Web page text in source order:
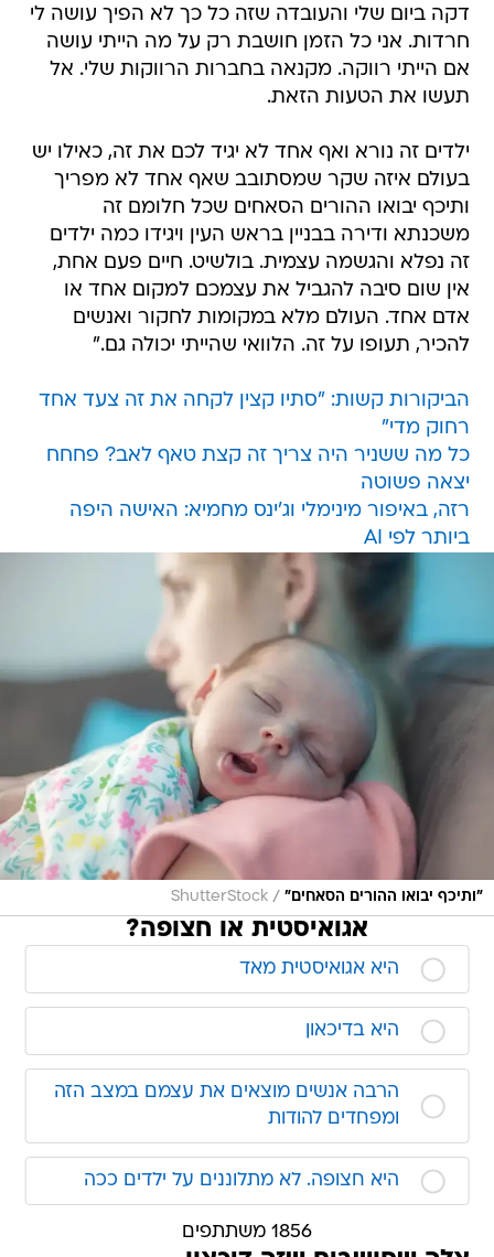
דקה ביום שלי והעובדה שזה כל כך לא הפיך עושה לי
חרדות. אני כל הזמן חושבת רק על מה הייתי עושה
אם הייתי רווקה. מקנאה בחברות הרווקות שלי. אל
תעשו את הטעות הזאת.
ילדים זה נורא ואף אחד לא יגיד לכם את זה, כאילו יש
בעולם איזה שקר שמסתובב שאף אחד לא מפריך
ותיכף יבואו ההורים הסאחים שכל חלומם זה
משכנתא ודירה בבניין בראש העין ויגידו כמה ילדים
זה נפלא והגשמה עצמית. בולשיט. חיים פעם אחת,
אין שום סיבה להגביל את עצמכם למקום אחד או
אדם אחד. העולם מלא במקומות לחקור ואנשים
להכיר, תעופו על זה. הלוואי שהייתי יכולה גם."
הביקורות קשות: "סתיו קצין לקחה את זה צעד אחד
רחוק מדי"
כל מה ששניר היה צריך זה קצת טאף לאב? פחחח
יצאה פשוטה
רזה, באיפור מינימלי וג'ינס מחמיא: האישה היפה
ביותר לפי AI
"ותיכף יבואו ההורים הסאחים" /
ShutterStock
אגואיסטית או חצופה?
היא אגואיסטית מאד
היא בדיכאון
הרבה אנשים מוצאים את עצמם במצב הזה
ומפחדים להודות
היא חצופה. לא מתלוננים על ילדים ככה
1856 משתתפים